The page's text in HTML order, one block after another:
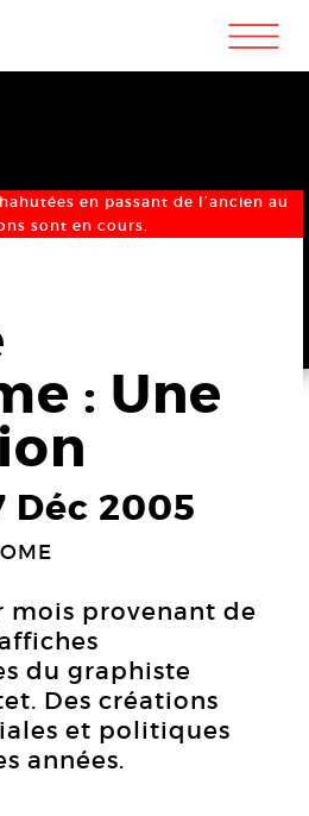
m
en passant de l’ancien au
sont en cours.
: Une
Déc 2005
mois provenant de
du graphiste
Des créations
et politiques
années.